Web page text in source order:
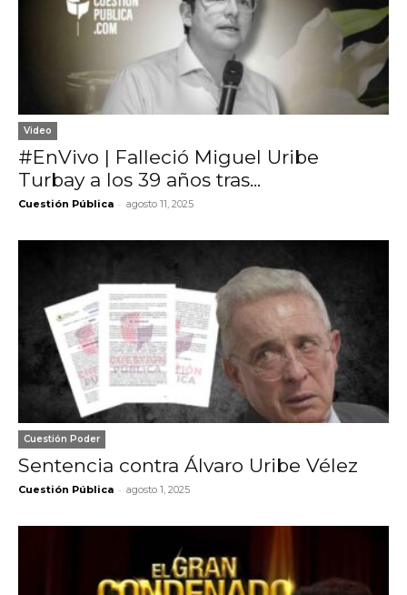
Video
#EnVivo | Falleció Miguel Uribe
Turbay a los 39 años tras...
Cuestión Pública - agosto 11, 2025
Cuestión Poder
Sentencia contra Álvaro Uribe Vélez
Cuestión Pública - agosto 1, 2025